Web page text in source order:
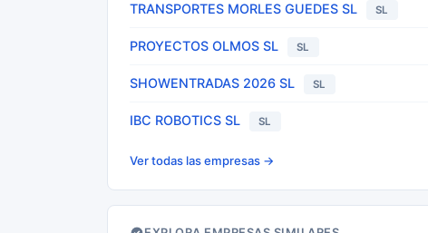
TRANSPORTES MORLES GUEDES SL SL
PROYECTOS OLMOS SL SL
SHOWENTRADAS 2026 SL SL
IBC ROBOTICS SL SL
Ver todas las empresas →